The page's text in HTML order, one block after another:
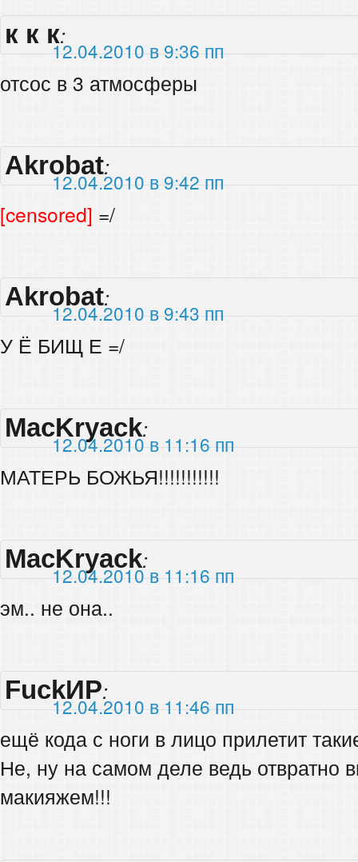
к к к:
12.04.2010 в 9:36 пп
отсос в 3 атмосферы
Akrobat:
12.04.2010 в 9:42 пп
[censored] =/
Akrobat:
12.04.2010 в 9:43 пп
У Ё БИЩ Е =/
MacKryack:
12.04.2010 в 11:16 пп
МАТЕРЬ БОЖЬЯ!!!!!!!!!!!
MacKryack:
12.04.2010 в 11:16 пп
эм.. не она..
FuckИР:
12.04.2010 в 11:46 пп
ещё кода с ноги в лицо прилетит
Не, ну на самом деле ведь отвратно
макияжем!!!